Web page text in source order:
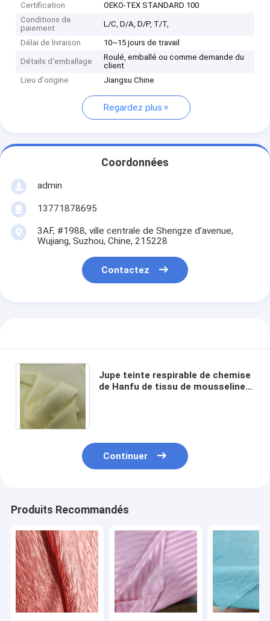
Certification
OEKO-TEX STANDARD 100
Conditions de
paiement
L/C, D/A, D/P, T/T,
Délai de livraison 10~15 jours de travail
Détails d'emballage
Roulé, emballé ou comme demande du
client
Lieu d'origine
Jiangsu Chine
Regardez plus
Coordonnées
admin
13771878695
3AF, #1988, ville centrale de Shengze d'avenue,
Wujiang, Suzhou, Chine, 215228
Contactez
Jupe teinte respirable de chemise
de Hanfu de tissu de mousseline
Continuer
Produits Recommandés